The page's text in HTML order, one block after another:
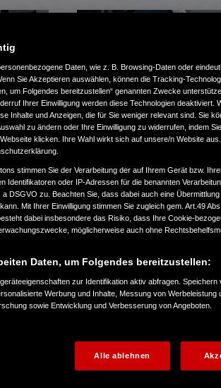
Daten, wie z. B. Browsing-Daten oder
Sie Akzeptieren auswählen, können die Tracking-
um Folgendes bereitzustellen“ genannten Zwecke
Ihrer Einwilligung werden diese Technologien deaktiviert.
Inhalte und Anzeigen, die für Sie weniger relevant sind. Sie
zu ändern oder Ihre Einwilligung zu widerrufen, indem
klicken. Ihre Wahl wirkt sich auf unsere/n Website
stimmen Sie der Verarbeitung der auf Ihrem Gerät bzw.
Identifikatoren oder IP-Adressen für die benannten
DSGVO zu. Beachten Sie, dass dabei auch eine Übermittlung
Mit Ihrer Einwilligung stimmen Sie zugleich gem. Art.49
dabei insbesondere das Risiko, dass Ihre Cookie-
möglicherweise auch ohne
Daten, um Folgendes bereitzustellen:
zur Identifikation aktiv abfragen. Speichern
Werbung und Inhalte, Messung von Werbeleistung
sowie Entwicklung und Verbesserung von Angeboten.
Alle ablehnen